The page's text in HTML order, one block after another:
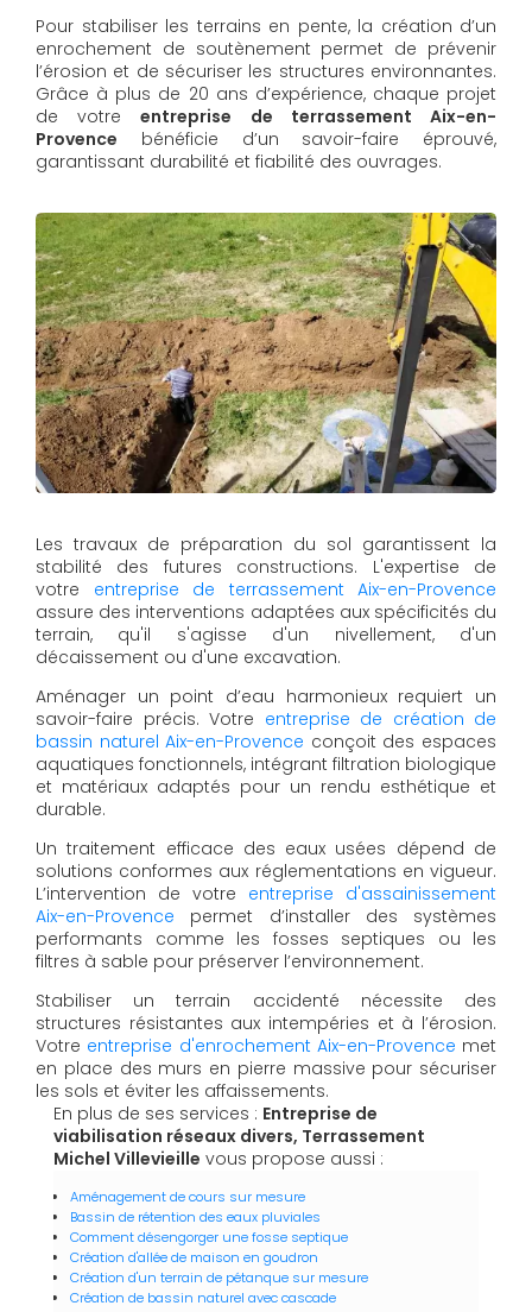
Pour stabiliser les terrains en pente, la création d’un
enrochement de soutènement permet de prévenir
l’érosion et de sécuriser les structures environnantes.
Grâce à plus de 20 ans d’expérience, chaque projet
de votreentreprise de terrassement Aix-en-
Provence bénéficie d’un savoir-faire éprouvé,
garantissant durabilité et fiabilité des ouvrages.
Les travaux de préparation du sol garantissent la
stabilité des futures constructions. L'expertise de
votre entreprise de terrassement Aix-en-Provence
assure des interventions adaptées aux spécificités du
terrain, qu'il s'agisse d'un nivellement, d'un
décaissement ou d'une excavation.
Aménager un point d’eau harmonieux requiert un
savoir-faire précis. Votre entreprise de création de
bassin naturel Aix-en-Provence conçoit des espaces
aquatiques fonctionnels, intégrant filtration biologique
et matériaux adaptés pour un rendu esthétique et
durable.
Un traitement efficace des eaux usées dépend de
solutions conformes aux réglementations en vigueur.
L’intervention de votre entreprise d'assainissement
Aix-en-Provence permet d’installer des systèmes
performants comme les fosses septiques ou les
filtres à sable pour préserver l’environnement.
Stabiliser un terrain accidenté nécessite des
structures résistantes aux intempéries et à l’érosion.
Votre entreprise d'enrochement Aix-en-Provence met
en place des murs en pierre massive pour sécuriser
les sols et éviter les affaissements.
En plus de ses services : Entreprise de
viabilisation réseaux divers, Terrassement
Michel Villevieille vous propose aussi :
Aménagement de cours sur mesure
Bassin de rétention des eaux pluviales
Comment désengorger une fosse septique
Création d'allée de maison en goudron
Création d'un terrain de pétanque sur mesure
Création de bassin naturel avec cascade